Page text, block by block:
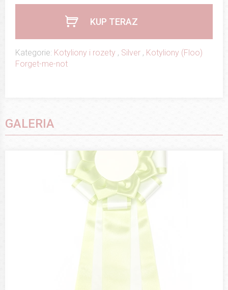
KUP TERAZ
Kategorie: Kotyliony i rozety , Silver , Kotyliony (Floo)
Forget-me-not
GALERIA